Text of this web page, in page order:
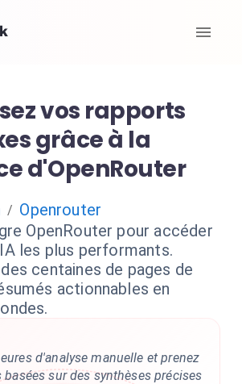
vos rapports
grâce à la
d'OpenRouter
/ Openrouter
OpenRouter pour accéder
les plus performants.
centaines de pages de
actionnables en
d'analyse manuelle et prenez
sur des synthèses précises